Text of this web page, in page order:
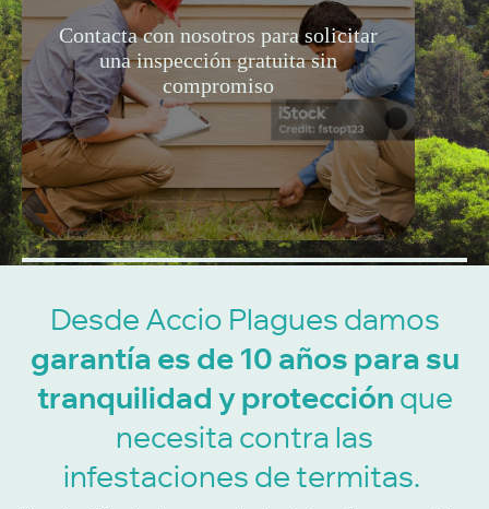
Contacta con nosotros para solicitar
una inspección gratuita sin
compromiso
Desde Accio Plagues damos
garantía es de 10 años para su
tranquilidad y protección que
necesita contra las
infestaciones de termitas.